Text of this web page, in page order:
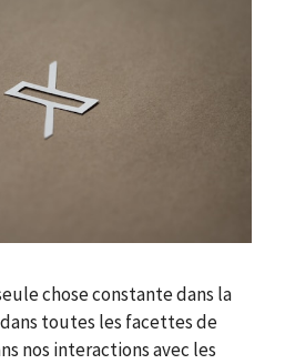
chose constante dans la
toutes les facettes de
nos interactions avec les